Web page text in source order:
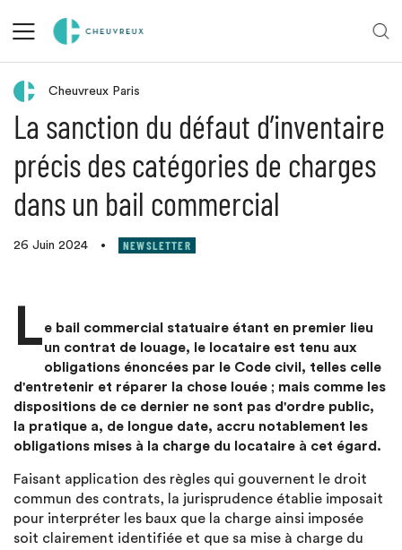
Retour aux actualités
Cheuvreux Paris
La sanction du défaut d’inventaire
précis des catégories de charges
dans un bail commercial
26 Juin 2024 • NEWSLETTER
Le bail commercial statuaire étant en premier lieu
un contrat de louage, le locataire est tenu aux
obligations énoncées par le Code civil, telles celle
d'entretenir et réparer la chose louée ; mais comme les
dispositions de ce dernier ne sont pas d'ordre public,
la pratique a, de longue date, accru notablement les
obligations mises à la charge du locataire à cet égard.
Faisant application des règles qui gouvernent le droit
commun des contrats, la jurisprudence établie imposait
pour interpréter les baux que la charge ainsi imposée
soit clairement identifiée et que sa mise à charge du